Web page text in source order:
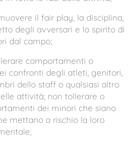
il fair play, la disciplina,
degli avversari e lo spirito di
dal campo;
comportamenti o
confronti degli atleti, genitori,
dello staff o qualsiasi altro
attività; non tollerare o
dei minori che siano
mettano a rischio la loro